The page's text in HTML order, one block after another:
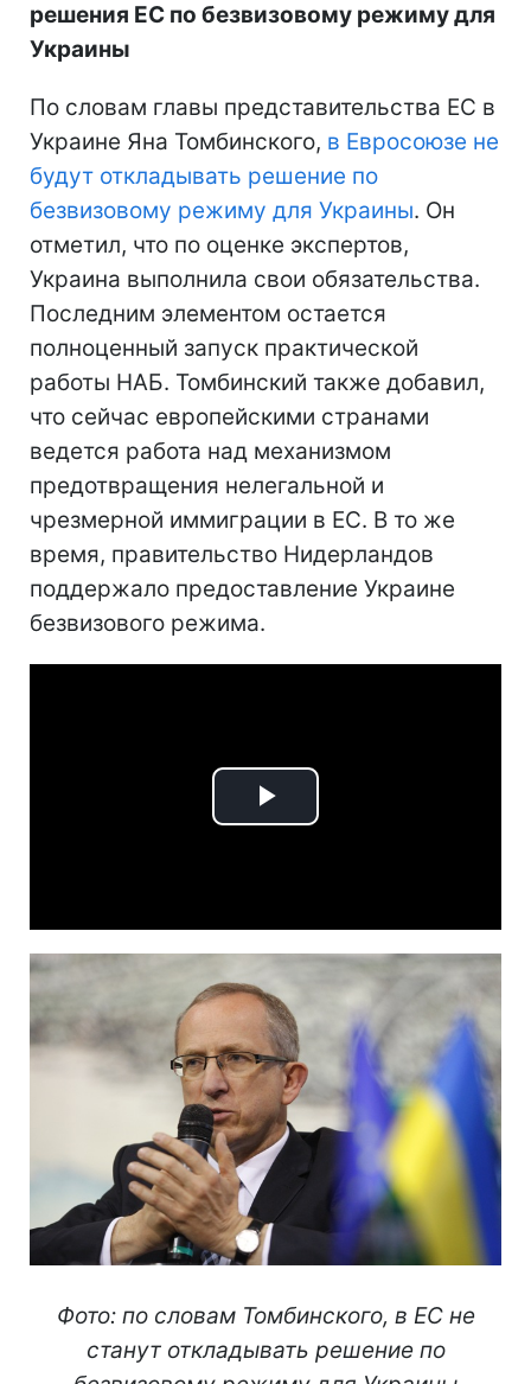
решения ЕС по безвизовому режиму для
Украины
По словам главы представительства ЕС в
Украине Яна Томбинского, в Евросоюзе не
будут откладывать решение по
безвизовому режиму для Украины. Он
отметил, что по оценке экспертов,
Украина выполнила свои обязательства.
Последним элементом остается
полноценный запуск практической
работы НАБ. Томбинский также добавил,
что сейчас европейскими странами
ведется работа над механизмом
предотвращения нелегальной и
чрезмерной иммиграции в ЕС. В то же
время, правительство Нидерландов
поддержало предоставление Украине
безвизового режима.
Play
Фото: по словам Томбинского, в ЕС не
станут откладывать решение по